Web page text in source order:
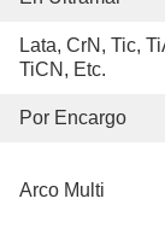
Lata, CrN, Tic,
TiCN, Etc.
Por Encargo
Arco Multi